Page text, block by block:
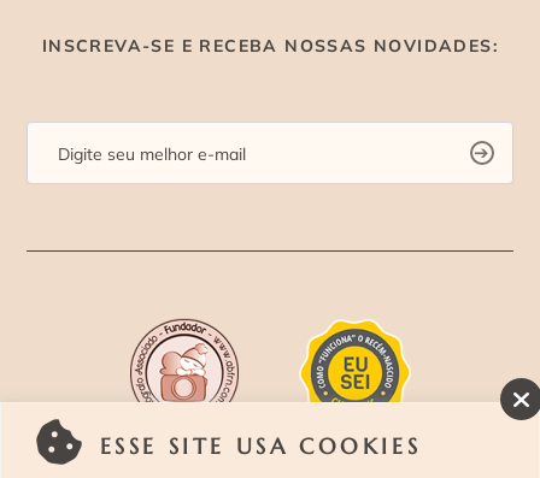
ESSE SITE USA COOKIES
INSCREVA-SE E RECEBA NOSSAS NOVIDADES: